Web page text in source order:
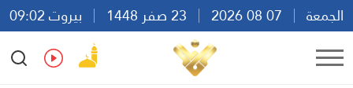
الجمعة
بيروت 09:02
Ar
En Fr Es